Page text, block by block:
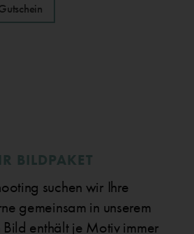
BILDPAKET
suchen wir Ihre
gemeinsam in unserem
Bild enthält je Motiv immer